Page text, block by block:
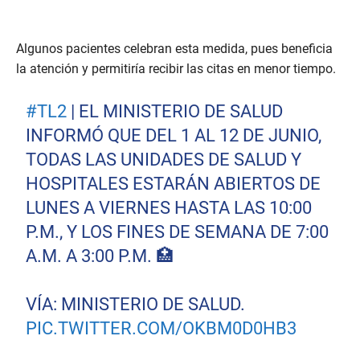
Algunos pacientes celebran esta medida, pues beneficia
la atención y permitiría recibir las citas en menor tiempo.
#TL2 | EL MINISTERIO DE SALUD
INFORMÓ QUE DEL 1 AL 12 DE JUNIO,
TODAS LAS UNIDADES DE SALUD Y
HOSPITALES ESTARÁN ABIERTOS DE
LUNES A VIERNES HASTA LAS 10:00
P.M., Y LOS FINES DE SEMANA DE 7:00
A.M. A 3:00 P.M. 🏥
VÍA: MINISTERIO DE SALUD.
PIC.TWITTER.COM/OKBM0D0HB3